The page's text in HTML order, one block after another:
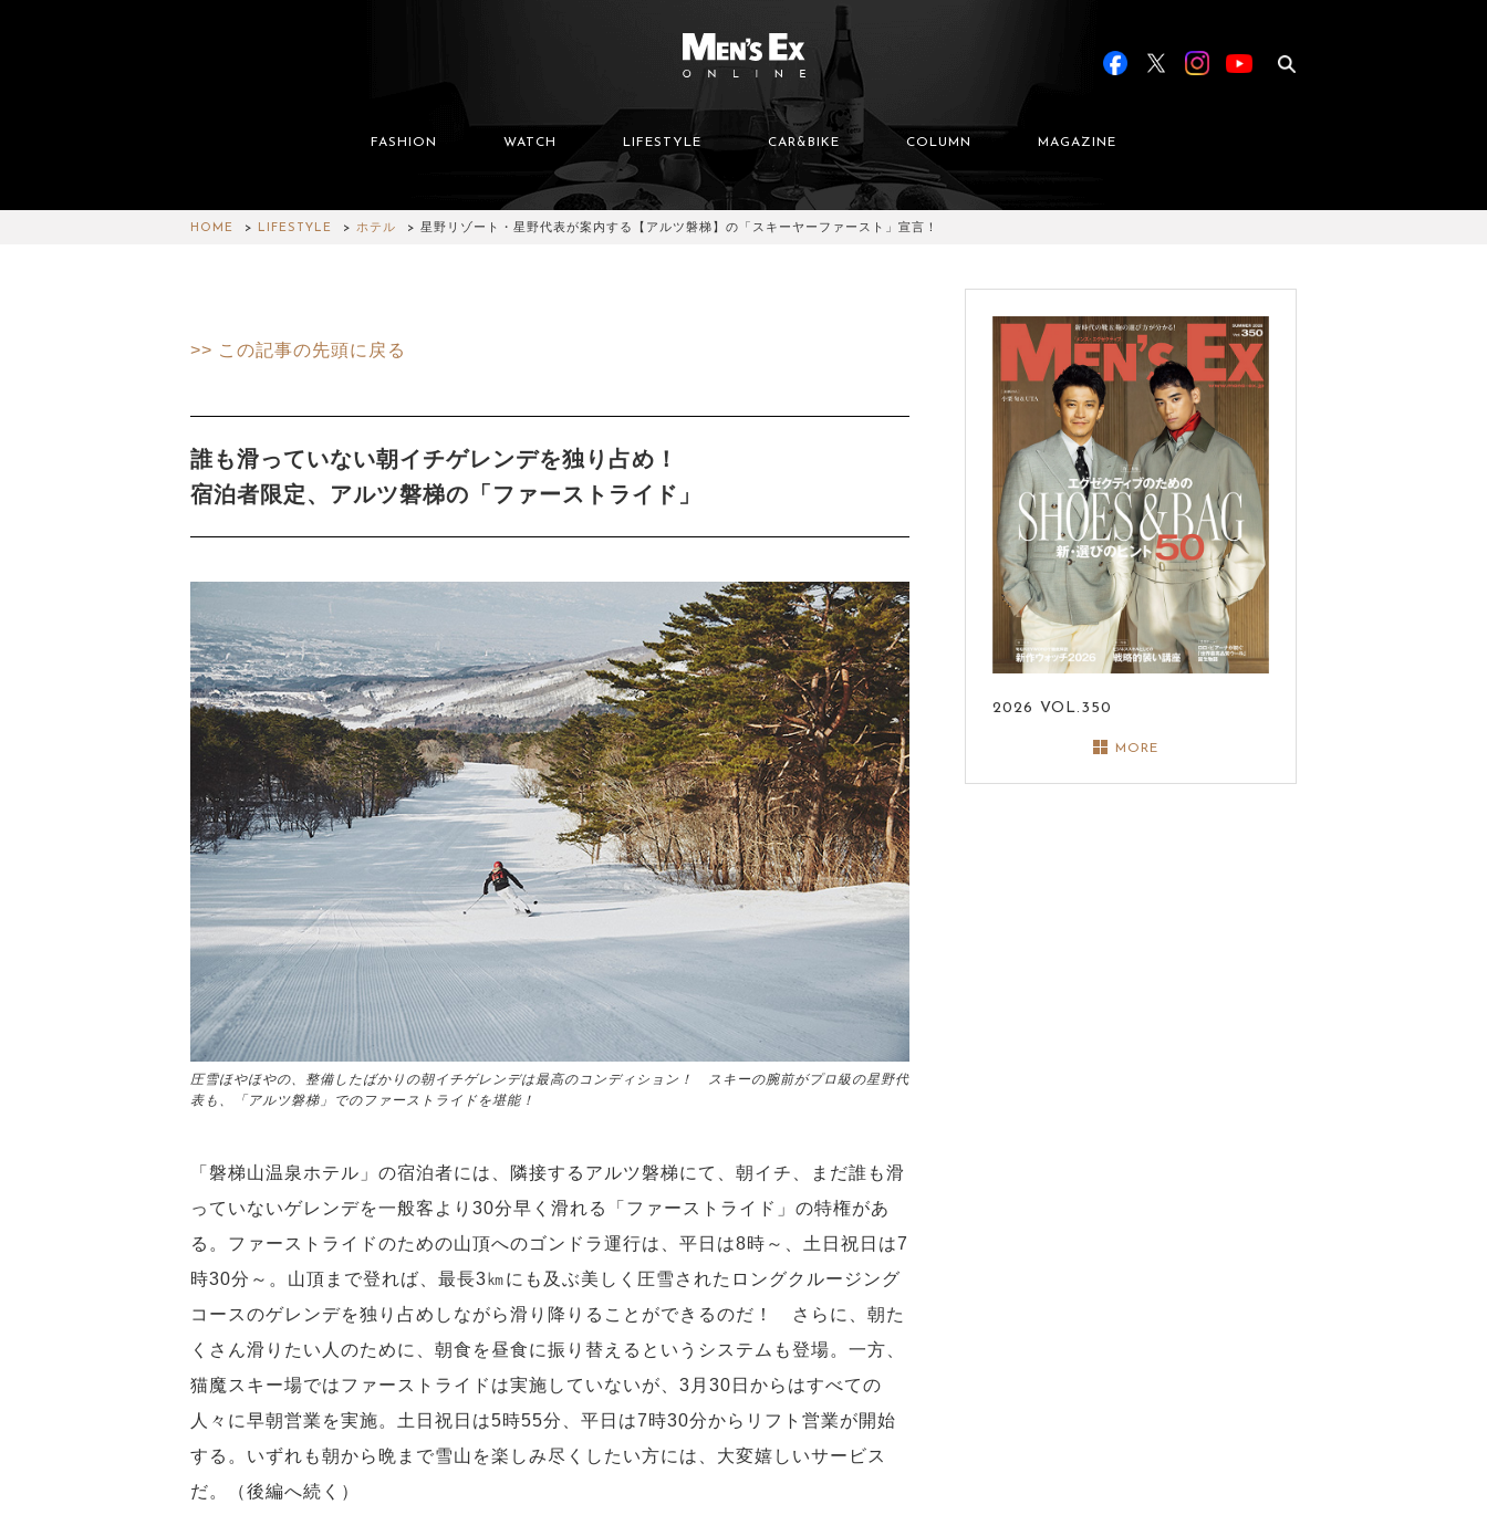
FASHION WATCH LIFESTYLE CAR&BIKE COLUMN MAGAZINE
HOME LIFESTYLE ホテル 星野リゾート・星野代表が案内する【アルツ磐梯】の「スキーヤーファースト」宣言！
>> この記事の先頭に戻る
誰も滑っていない朝イチゲレンデを独り占め！
宿泊者限定、アルツ磐梯の「ファーストライド」
圧雪ほやほやの、整備したばかりの朝イチゲレンデは最高のコンディション！ スキーの腕前がプロ級の星野代
表も、「アルツ磐梯」でのファーストライドを堪能！
「磐梯山温泉ホテル」の宿泊者には、隣接するアルツ磐梯にて、朝イチ、まだ誰も滑
っていないゲレンデを一般客より30分早く滑れる「ファーストライド」の特権があ
る。ファーストライドのための山頂へのゴンドラ運行は、平日は8時～、土日祝日は7
時30分～。山頂まで登れば、最長3㎞にも及ぶ美しく圧雪されたロングクルージング
コースのゲレンデを独り占めしながら滑り降りることができるのだ！ さらに、朝た
くさん滑りたい人のために、朝食を昼食に振り替えるというシステムも登場。一方、
猫魔スキー場ではファーストライドは実施していないが、3月30日からはすべての
人々に早朝営業を実施。土日祝日は5時55分、平日は7時30分からリフト営業が開始
する。いずれも朝から晩まで雪山を楽しみ尽くしたい方には、大変嬉しいサービス
だ。（後編へ続く）
2026 VOL.350
MORE